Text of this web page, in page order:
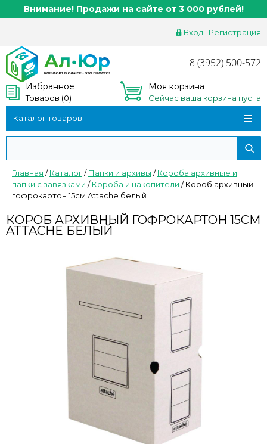
Внимание! Продажи на сайте от 3 000 рублей!
Вход | Регистрация
8 (3952) 500-572
Избранное
Товаров (0)
Моя корзина
Сейчас ваша корзина пуста
Каталог товаров
Главная /Каталог/Папки и архивы /Короба архивные и
папки с завязками /Короба и накопители /Короб архивный
гофрокартон 15см Attache белый
КОРОБ АРХИВНЫЙ ГОФРОКАРТОН 15СМ
ATTACHE БЕЛЫЙ